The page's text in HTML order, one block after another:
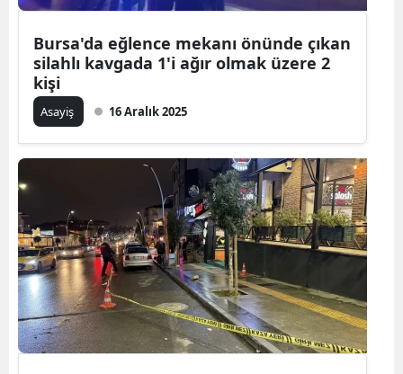
Bursa'da eğlence mekanı önünde çıkan
silahlı kavgada 1'i ağır olmak üzere 2
kişi
Asayiş 16 Aralık 2025